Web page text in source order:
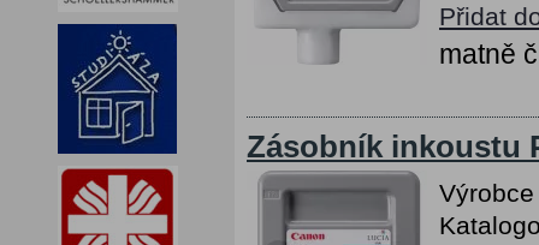
Přidat
matně
Zásobník inkoustu